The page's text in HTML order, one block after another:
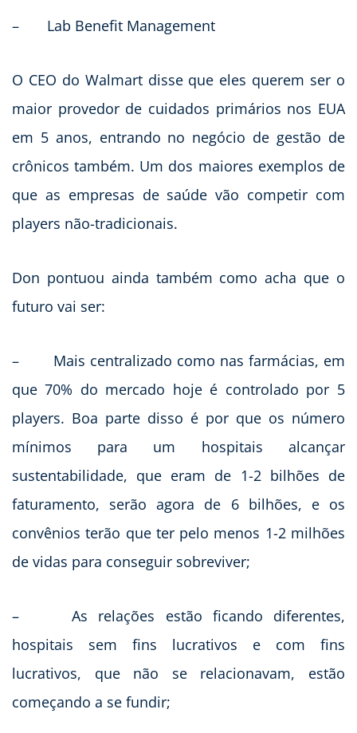
– Lab Benefit Management
O CEO do Walmart disse que eles querem ser o
maior provedor de cuidados primários nos EUA
em 5 anos, entrando no negócio de gestão de
crônicos também. Um dos maiores exemplos de
que as empresas de saúde vão competir com
players não-tradicionais.
Don pontuou ainda também como acha que o
futuro vai ser:
– Mais centralizado como nas farmácias, em
que 70% do mercado hoje é controlado por 5
players. Boa parte disso é por que os número
mínimos para um hospitais alcançar
sustentabilidade, que eram de 1-2 bilhões de
faturamento, serão agora de 6 bilhões, e os
convênios terão que ter pelo menos 1-2 milhões
de vidas para conseguir sobreviver;
– As relações estão ficando diferentes,
hospitais sem fins lucrativos e com fins
lucrativos, que não se relacionavam, estão
começando a se fundir;